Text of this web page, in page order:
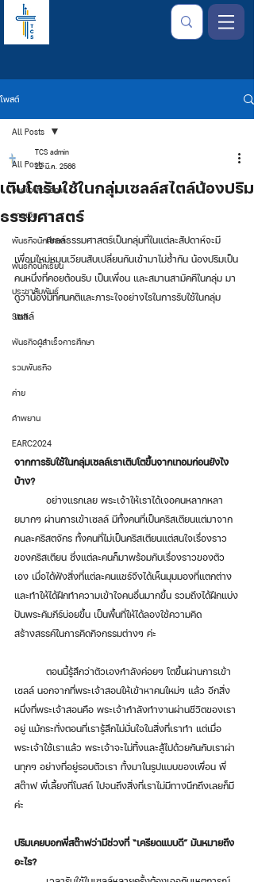
โพสต์
All Posts
จากใจเลขาธิการ
การเงิน
พันธกิจนักศึกษา
พันธกิจนักเรียน
ประชาสัมพันธ์
Staff
พันธกิจผู้สำเร็จการศึกษา
รวมพันธกิจ
ค่าย
คำพยาน
EARC2024
All Posts
เติบโตรับใช้ในกลุ่มเซลล์สไตล์น้องปริม
ธรรมศาสตร์
TCS admin
22 มี.ค. 2566
	เซลล์ธรรมศาสตร์เป็นกลุ่มที่ในแต่ละสัปดาห์จะมี
เพื่อนใหม่หมุนเวียนสับเปลี่ยนกันเข้ามาไม่ซ้ำกัน น้องปริมเป็น
คนหนึ่งที่คอยต้อนรับ เป็นเพื่อน และสมานสามัคคีในกลุ่ม มา
ดูว่าน้องมีทัศนคติและภาระใจอย่างไรในการรับใช้ในกลุ่ม
เซลล์
จากการรับใช้ในกลุ่มเซลล์เราเติบโตขึ้นจากเทอมก่อนยังไง
บ้าง?
ยมากๆ ผ่านการเข้าเซลล์ มีทั้งคนที่เป็นคริสเตียนแต่มาจาก
คนละคริสตจักร ทั้งคนที่ไม่เป็นคริสเตียนแต่สนใจเรื่องราว
ของคริสเตียน ซึ่งแต่ละคนก็มาพร้อมกับเรื่องราวของตัว
เอง เมื่อได้ฟังสิ่งที่แต่ละคนแชร์จึงได้เห็นมุมมองที่แตกต่าง
และทำให้ได้ฝึกทำความเข้าใจคนอื่นมากขึ้น รวมถึงได้ฝึกแบ่ง
ปันพระคัมภีร์บ่อยขึ้น เป็นพื้นที่ให้ได้ลองใช้ความคิด
สร้างสรรค์ในการคิดกิจกรรมต่างๆ ค่ะ
เซลล์ นอกจากที่พระเจ้าสอนให้เข้าหาคนใหม่ๆ แล้ว อีกสิ่ง
หนึ่งที่พระเจ้าสอนคือ พระเจ้ากำลังทำงานผ่านชีวิตของเรา
อยู่ แม้กระทั่งตอนที่เรารู้สึกไม่มั่นใจในสิ่งที่เราทำ แต่เมื่อ
พระเจ้าใช้เราแล้ว พระเจ้าจะไม่ทิ้งและสู้ไปด้วยกันกับเราผ่า
นทุกๆ อย่างที่อยู่รอบตัวเรา ทั้งมาในรูปแบบของเพื่อน พี่
สต๊าฟ พี่เลี้ยงที่โบสถ์ ไปจนถึงสิ่งที่เราไม่มีทางนึกถึงเลยก็มี
ค่ะ
ปริมเคยบอกพี่สต๊าฟว่ามีช่วงที่ “เครียดแบบดี” มันหมายถึง
อะไร?